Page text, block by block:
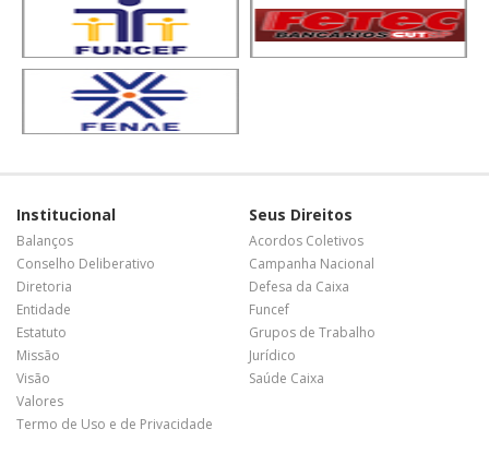
Institucional
Balanços
Conselho Deliberativo
Diretoria
Entidade
Estatuto
Missão
Visão
Valores
Termo de Uso e de Privacidade
Seus Direitos
Acordos Coletivos
Campanha Nacional
Defesa da Caixa
Funcef
Grupos de Trabalho
Jurídico
Saúde Caixa